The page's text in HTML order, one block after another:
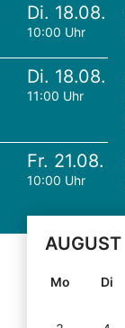
Di. 18.08.
10:00 Uhr
Di. 18.08.
11:00 Uhr
Fr. 21.08.
10:00 Uhr
AUGUST
Mo Di